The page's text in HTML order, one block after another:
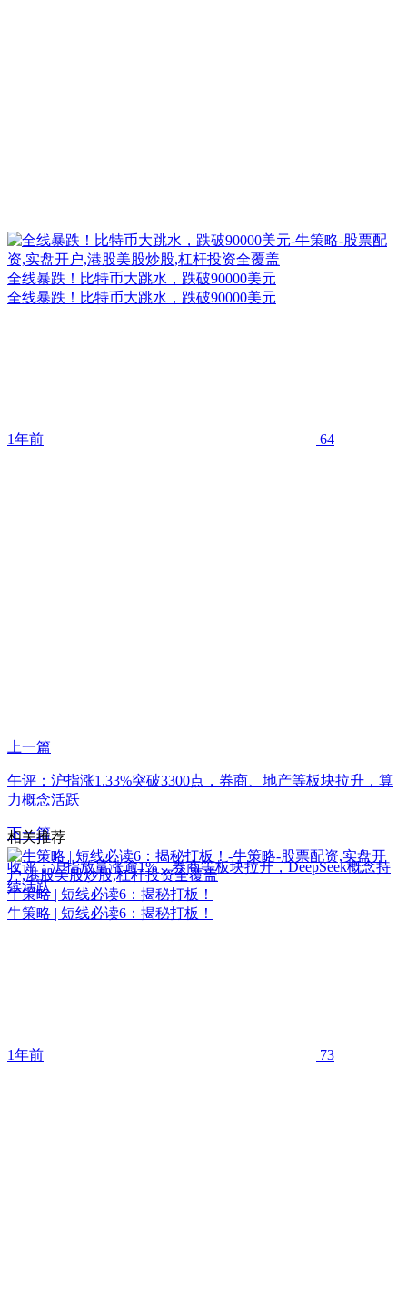
全线暴跌！比特币大跳水，跌破90000美元
全线暴跌！比特币大跳水，跌破90000美元
1年前 64
上一篇
午评：沪指涨1.33%突破3300点，券商、地产等板块拉升，算
力概念活跃
下一篇
收评：沪指放量涨逾1%，券商等板块拉升，DeepSeek概念持
续活跃
相关推荐
牛策略 | 短线必读6：揭秘打板！
牛策略 | 短线必读6：揭秘打板！
1年前 73